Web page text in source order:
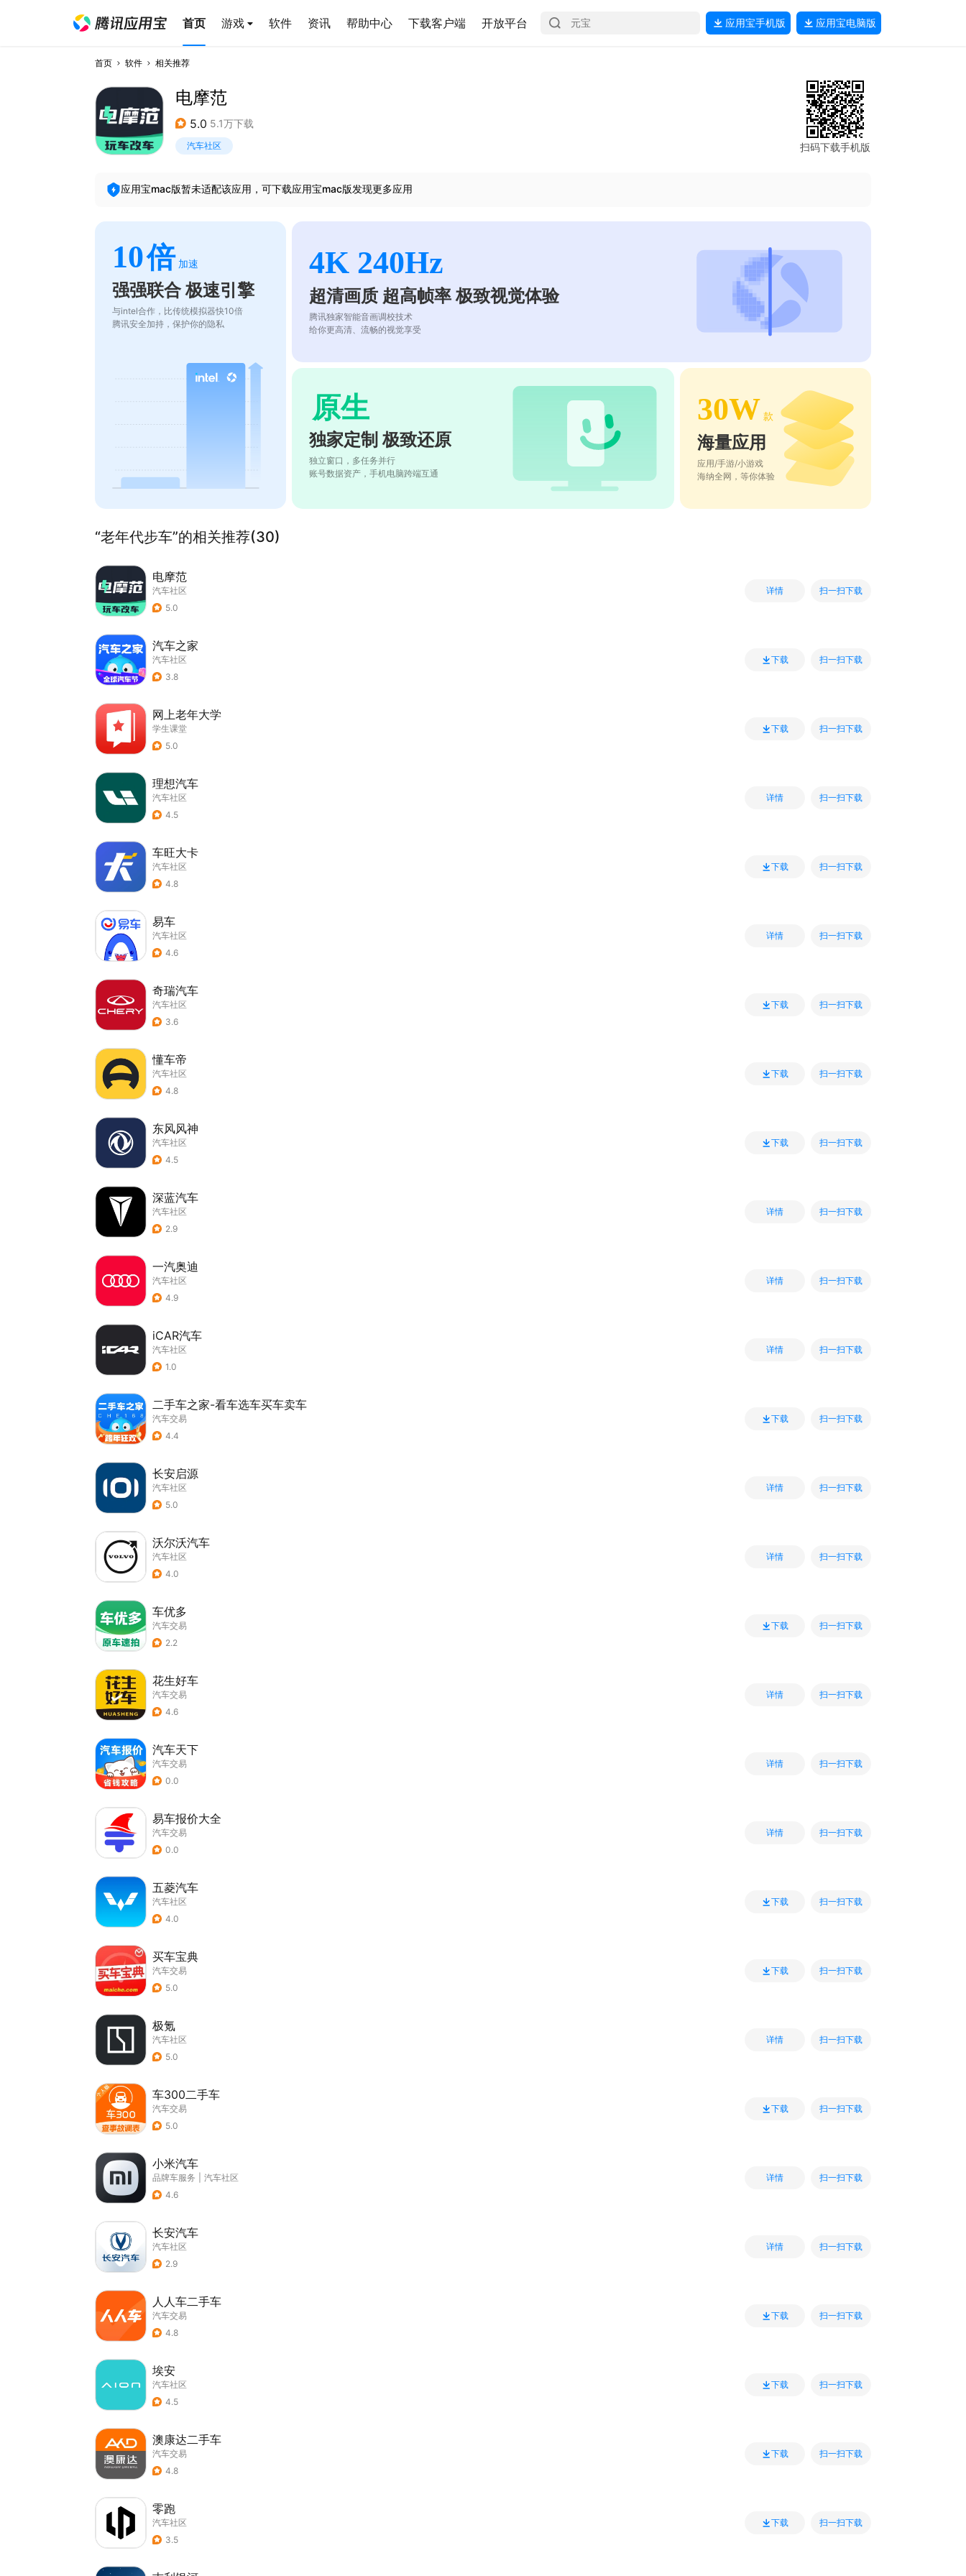
首页 游戏 软件 资讯 帮助中心 下载客户端 开放平台 应用宝手机版 应用宝电脑版
首页 软件 相关推荐
电摩范
5.0 5.1万下载
汽车社区 扫码下载手机版
应用宝mac版暂未适配该应用，可下载应用宝mac版发现更多应用
10倍 加速
强强联合 极速引擎
与intel合作，比传统模拟器快10倍
腾讯安全加持，保护你的隐私
4K 240Hz
超清画质 超高帧率 极致视觉体验
腾讯独家智能音画调校技术
给你更高清、流畅的视觉享受
原生
独家定制 极致还原
独立窗口，多任务并行
账号数据资产，手机电脑跨端互通
30W 款
海量应用
应用/手游/小游戏
海纳全网，等你体验
“老年代步车”的相关推荐(30)
电摩范
汽车社区
5.0
详情 扫一扫下载
汽车之家
汽车社区
3.8
下载 扫一扫下载
网上老年大学
学生课堂
5.0
下载 扫一扫下载
理想汽车
汽车社区
4.5
详情 扫一扫下载
车旺大卡
汽车社区
4.8
下载 扫一扫下载
易车
汽车社区
4.6
详情 扫一扫下载
奇瑞汽车
汽车社区
3.6
下载 扫一扫下载
懂车帝
汽车社区
4.8
下载 扫一扫下载
东风风神
汽车社区
4.5
下载 扫一扫下载
深蓝汽车
汽车社区
2.9
详情 扫一扫下载
一汽奥迪
汽车社区
4.9
详情 扫一扫下载
iCAR汽车
汽车社区
1.0
详情 扫一扫下载
二手车之家-看车选车买车卖车
汽车交易
4.4
下载 扫一扫下载
长安启源
汽车社区
5.0
详情 扫一扫下载
沃尔沃汽车
汽车社区
4.0
详情 扫一扫下载
车优多
汽车交易
2.2
下载 扫一扫下载
花生好车
汽车交易
4.6
详情 扫一扫下载
汽车天下
汽车交易
0.0
详情 扫一扫下载
易车报价大全
汽车交易
0.0
详情 扫一扫下载
五菱汽车
汽车社区
4.0
下载 扫一扫下载
买车宝典
汽车交易
5.0
下载 扫一扫下载
极氪
汽车社区
5.0
详情 扫一扫下载
车300二手车
汽车交易
5.0
下载 扫一扫下载
小米汽车
品牌车服务
汽车社区
4.6
详情 扫一扫下载
长安汽车
汽车社区
2.9
详情 扫一扫下载
人人车二手车
汽车交易
4.8
下载 扫一扫下载
埃安
汽车社区
4.5
下载 扫一扫下载
澳康达二手车
汽车交易
4.8
下载 扫一扫下载
零跑
汽车社区
3.5
下载 扫一扫下载